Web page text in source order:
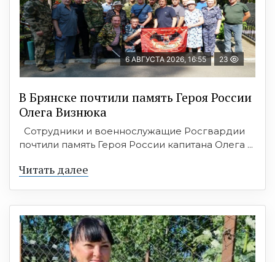
6 АВГУСТА 2026, 16:55 23
В Брянске почтили память Героя России
Олега Визнюка
Сотрудники и военнослужащие Росгвардии
почтили память Героя России капитана Олега ...
Читать далее